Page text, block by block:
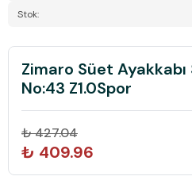
Stok:
Zimaro Süet Ayakkabı
No:43 Z1.0Spor
₺ 427.04
₺ 409.96